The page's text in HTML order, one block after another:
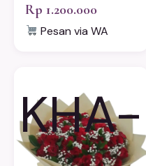
Rp 1.200.000
Pesan via WA
KHA-